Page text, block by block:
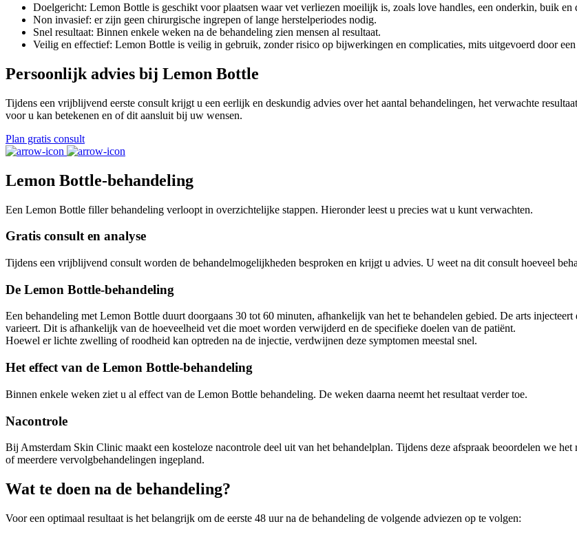
Doelgericht: Lemon Bottle is geschikt voor plaatsen waar vet verliezen moeilijk is, zoals love handles, een onderkin, buik en
Non invasief: er zijn geen chirurgische ingrepen of lange herstelperiodes nodig.
Snel resultaat: Binnen enkele weken na de behandeling zien mensen al resultaat.
Veilig en effectief: Lemon Bottle is veilig in gebruik, zonder risico op bijwerkingen en complicaties, mits uitgevoerd door
Persoonlijk advies bij Lemon Bottle
Tijdens een vrijblijvend eerste consult krijgt u een eerlijk en deskundig advies over het aantal behandelingen, het verwachte
voor u kan betekenen en of dit aansluit bij uw wensen.
Plan gratis consult
Lemon Bottle-behandeling
Een Lemon Bottle filler behandeling verloopt in overzichtelijke stappen. Hieronder leest u precies wat u kunt verwachten.
Gratis consult en analyse
Tijdens een vrijblijvend consult worden de behandelmogelijkheden besproken en krijgt u advies. U weet na dit consult hoeveel
De Lemon Bottle-behandeling
Een behandeling met Lemon Bottle duurt doorgaans 30 tot 60 minuten, afhankelijk van het te behandelen gebied. De arts
varieert. Dit is afhankelijk van de hoeveelheid vet die moet worden verwijderd en de specifieke doelen van de patiënt.
Hoewel er lichte zwelling of roodheid kan optreden na de injectie, verdwijnen deze symptomen meestal snel.
Het effect van de Lemon Bottle-behandeling
Binnen enkele weken ziet u al effect van de Lemon Bottle behandeling. De weken daarna neemt het resultaat verder toe.
Nacontrole
Bij Amsterdam Skin Clinic maakt een kosteloze nacontrole deel uit van het behandelplan. Tijdens deze afspraak beoordelen we
of meerdere vervolgbehandelingen ingepland.
Wat te doen na de behandeling?
Voor een optimaal resultaat is het belangrijk om de eerste 48 uur na de behandeling de volgende adviezen op te volgen: